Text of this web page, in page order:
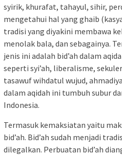
syirik, khurafat, tahayul, sihir,
mengetahui hal yang ghaib
tradisi yang diyakini membawa
menolak bala, dan sebagainya.
jenis ini adalah bid’ah dalam
seperti syi’ah, liberalisme,
tasawuf wihdatul wujud,
dalam aqidah ini tumbuh subur
Indonesia.
Termasuk kemaksiatan yaitu
bid’ah. Bid’ah sudah menjadi
dilegalkan. Perbuatan bid’ah